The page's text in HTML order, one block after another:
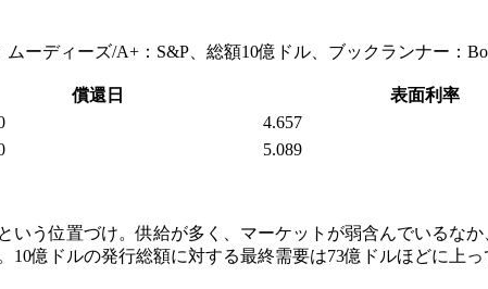
ーディーズ/A+：S&P、総額10億ドル、ブックランナー：
償還日 表面利率
4.657
5.089
う位置づけ。供給が多く、マーケットが弱含んでいるなか
億ドルの発行総額に対する最終需要は73億ドルほどに上っ